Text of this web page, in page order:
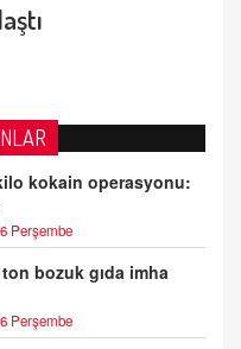
kokain operasyonu:
Perşembe
bozuk gıda imha
Perşembe